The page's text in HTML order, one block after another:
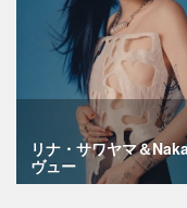
リナ・サワヤマ＆
ヴュー